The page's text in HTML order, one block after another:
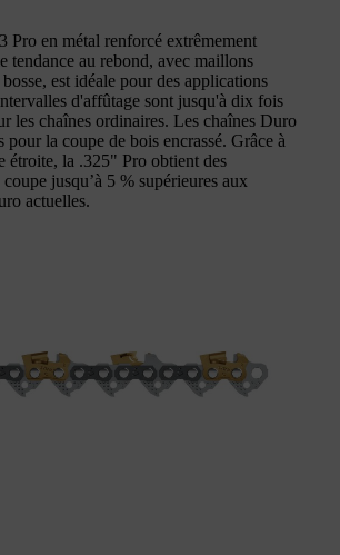
Pro en métal renforcé extrêmement
tendance au rebond, avec maillons
est idéale pour des applications
d'affûtage sont jusqu'à dix fois
les chaînes ordinaires. Les chaînes Duro
pour la coupe de bois encrassé. Grâce à
étroite, la .325" Pro obtient des
jusqu’à 5 % supérieures aux
actuelles.